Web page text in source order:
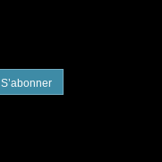
S’abonner